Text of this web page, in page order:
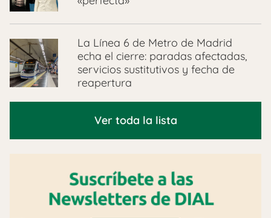
La Línea 6 de Metro de Madrid
echa el cierre: paradas afectadas,
servicios sustitutivos y fecha de
reapertura
Ver toda la lista